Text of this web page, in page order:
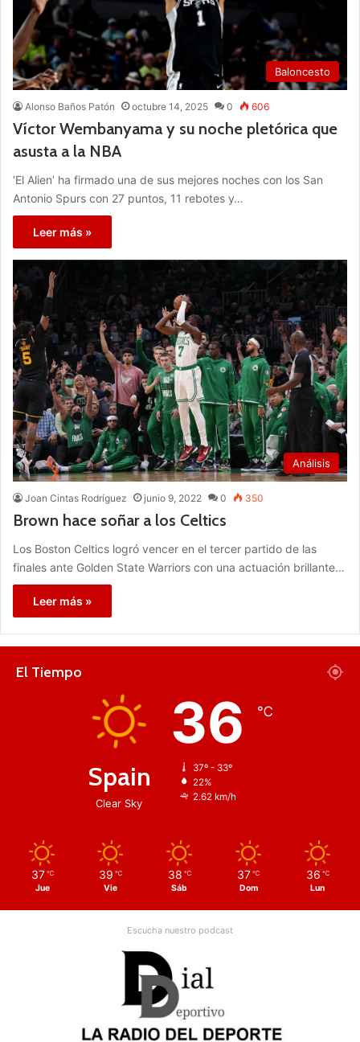
Baloncesto
Alonso Baños Patón octubre 14, 2025 0 606
Víctor Wembanyama y su noche pletórica que
asusta a la NBA
‘El Alien’ ha firmado una de sus mejores noches con los San
Antonio Spurs con 27 puntos, 11 rebotes y…
Leer más »
Análisis
Joan Cintas Rodríguez junio 9, 2022 0 350
Brown hace soñar a los Celtics
Los Boston Celtics logró vencer en el tercer partido de las
finales ante Golden State Warriors con una actuación brillante…
Leer más »
El Tiempo
Spain
Clear Sky
36 ℃
37º - 33º
22%
2.62 km/h
37 ℃
Jue
39 ℃
Vie
38 ℃
Sáb
37 ℃
Dom
36 ℃
Lun
Escucha nuestro podcast